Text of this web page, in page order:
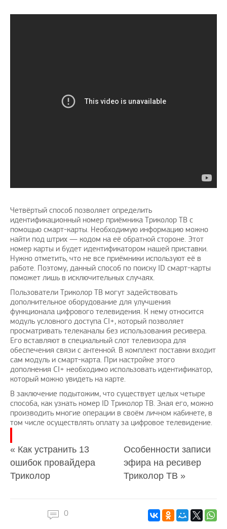
Четвёртый способ позволяет определить
идентификационный номер приёмника Триколор ТВ с
помощью смарт-карты. Необходимую информацию можно
найти под штрих — кодом на её обратной стороне. Этот
номер карты и будет идентификатором нашей приставки.
Нужно отметить, что не все приёмники используют её в
работе. Поэтому, данный способ по поиску ID смарт-карты
поможет лишь в исключительных случаях.
Пользователи Триколор ТВ могут задействовать
дополнительное оборудование для улучшения
функционала цифрового телевидения. К нему относится
модуль условного доступа CI+, который позволяет
просматривать телеканалы без использования ресивера.
Его вставляют в специальный слот телевизора для
обеспечения связи с антенной. В комплект поставки входит
сам модуль и смарт-карта. При настройке этого
дополнения CI+ необходимо использовать идентификатор,
который можно увидеть на карте.
В заключение подытожим, что существует целых четыре
способа, как узнать номер ID Триколор ТВ. Зная его, можно
производить многие операции в своём личном кабинете, в
том числе осуществлять оплату за цифровое телевидение.
« Как устранить 13
ошибок провайдера
Триколор
Особенности записи
эфира на ресивер
Триколор ТВ »
0